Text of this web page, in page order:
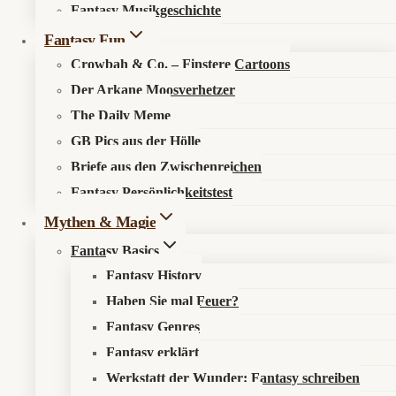
Fantasy Musikgeschichte
Fantasy Fun
Crowbah & Co. – Finstere Cartoons
Der Arkane Moosverhetzer
The Daily Meme
GB Pics aus der Hölle
Briefe aus den Zwischenreichen
Fantasy Persönlichkeitstest
Mythen & Magie
Fantasy Basics
Fantasy History
Haben Sie mal Feuer?
Fantasy Genres
Fantasy erklärt
Werkstatt der Wunder: Fantasy schreiben
Search in content
Children of Blood and Bone:
Fantasy mit Zorn im Blut
Orïsha zieht in den Kinokrieg
Paramount hat auf der CinemaCon erstes Material aus Children of